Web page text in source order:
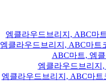
엠클라우드브리지, ABC마
엠클라우드브리지, ABC마트
ABC마트, 엠
엠클라우드브리지
엠클라우드브리지, ABC마트